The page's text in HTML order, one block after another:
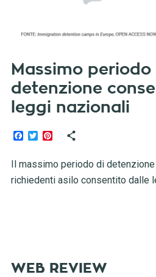
Massimo periodo
detenzione
leggi nazionali
Facebook
TwitterPinterest
Il massimo periodo di
richiedenti asilo consentito dalle
WEB REVIEW